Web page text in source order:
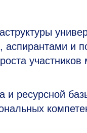
и
и ресурсной